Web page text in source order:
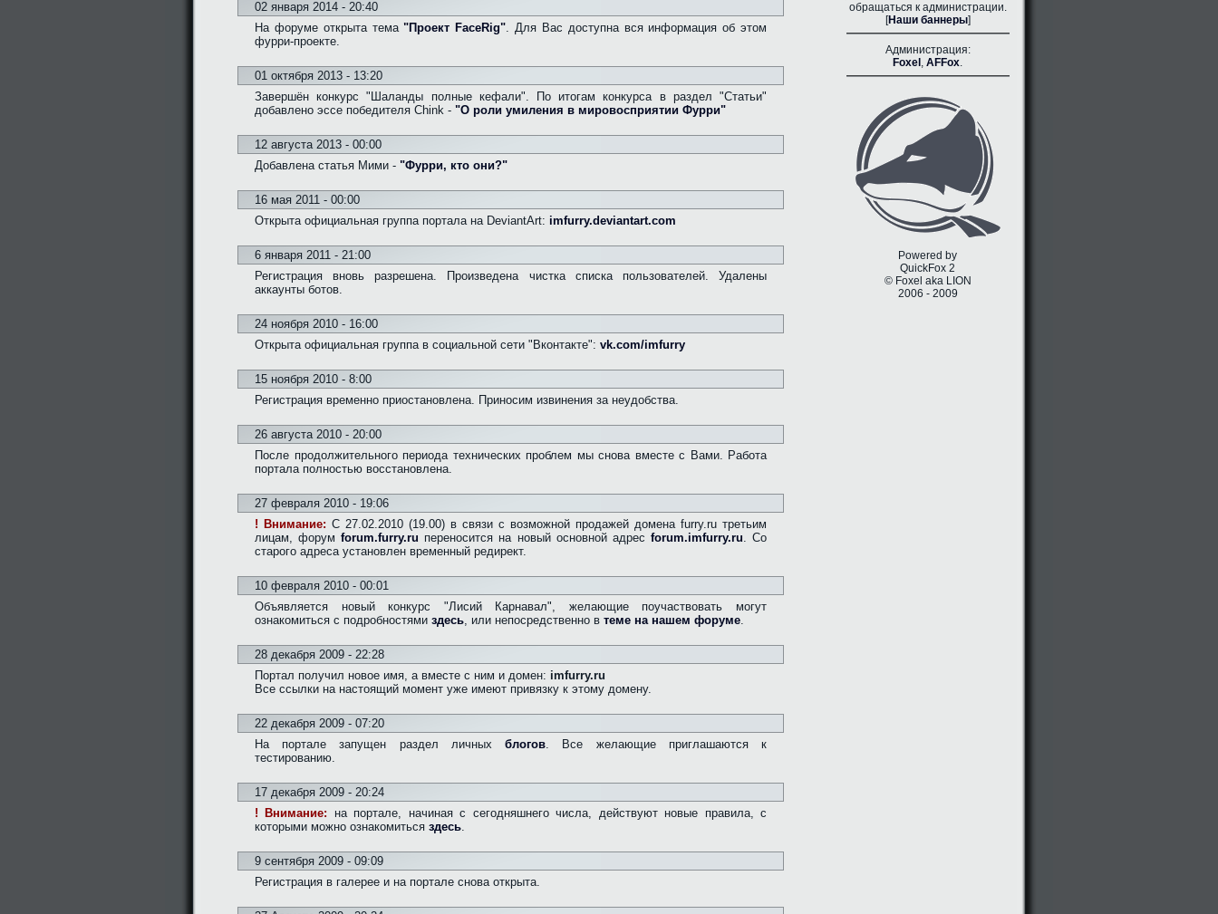
02 января 2014 - 20:40
На форуме открыта тема"Проект FaceRig". Для Вас доступна вся информация об этом
фурри-проекте.
01 октября 2013 - 13:20
Завершён конкурс "Шаланды полные кефали". По итогам конкурса в раздел "Статьи"
добавлено эссе победителя Chink - "О роли умиления в мировосприятии Фурри"
12 августа 2013 - 00:00
Добавлена статья Мими - "Фурри, кто они?"
16 мая 2011 - 00:00
Открыта официальная группа портала на DeviantArt: imfurry.deviantart.com
6 января 2011 - 21:00
Регистрация вновь разрешена. Произведена чистка списка пользователей. Удалены
аккаунты ботов.
24 ноября 2010 - 16:00
Открыта официальная группа в социальной сети "Вконтакте": vk.com/imfurry
15 ноября 2010 - 8:00
Регистрация временно приостановлена. Приносим извинения за неудобства.
26 августа 2010 - 20:00
После продолжительного периода технических проблем мы снова вместе с Вами. Работа
портала полностью восстановлена.
27 февраля 2010 - 19:06
! Внимание: C 27.02.2010 (19.00) в связи с возможной продажей домена furry.ru третьим
лицам, форумforum.furry.ru переносится на новый основной адрес forum.imfurry.ru. Со
старого адреса установлен временный редирект.
10 февраля 2010 - 00:01
Объявляется новый конкурс "Лисий Карнавал", желающие поучаствовать могут
ознакомиться с подробностями здесь, или непосредственно в теме на нашем форуме.
28 декабря 2009 - 22:28
Портал получил новое имя, а вместе с ним и домен: imfurry.ru
Все ссылки на настоящий момент уже имеют привязку к этому домену.
22 декабря 2009 - 07:20
На портале запущен раздел личныхблогов. Все желающие приглашаются к
тестированию.
17 декабря 2009 - 20:24
! Внимание: на портале, начиная с сегодняшнего числа, действуют новые правила, с
которыми можно ознакомиться здесь.
9 сентября 2009 - 09:09
Регистрация в галерее и на портале снова открыта.
обращаться к администрации.
[Наши баннеры]
Администрация:
Foxel , AFFox.
Powered by
QuickFox 2
© Foxel aka LION
2006 - 2009